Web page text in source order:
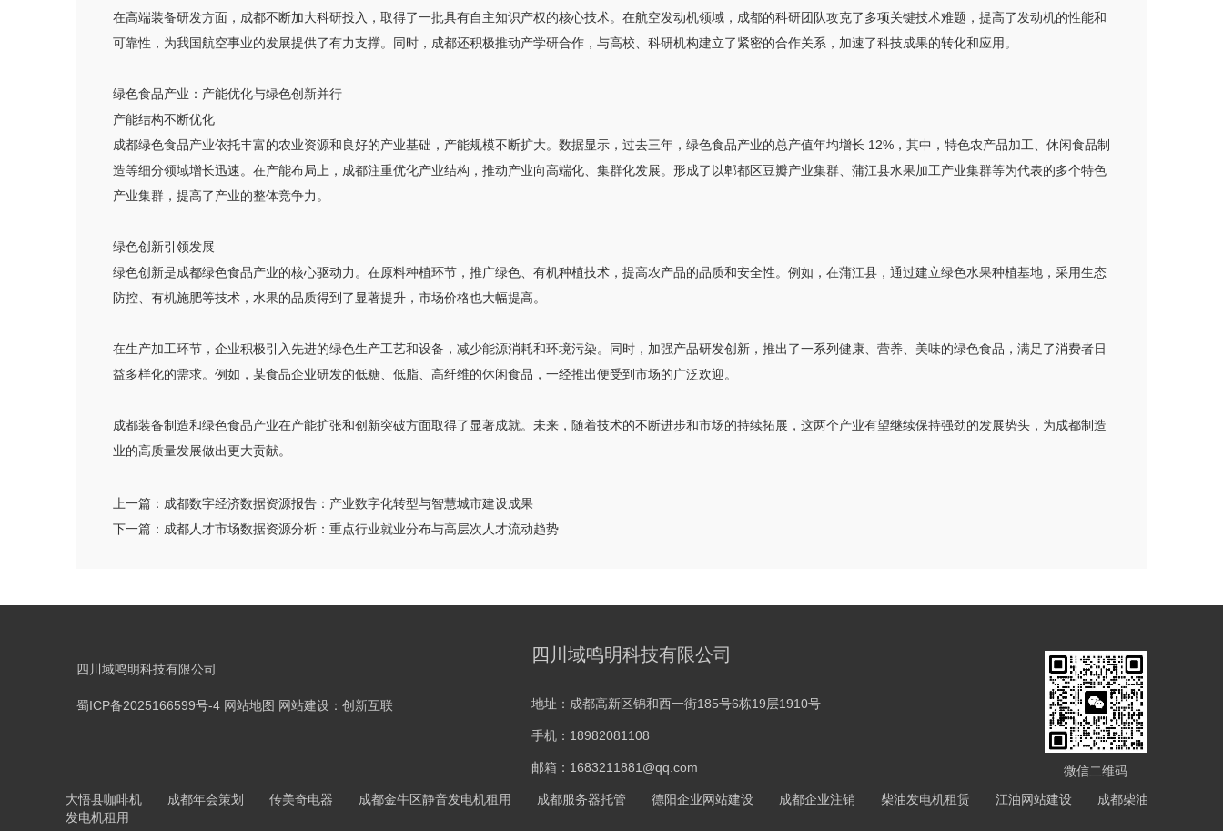
在高端装备研发方面，成都不断加大科研投入，取得了一批具有自主知识产权的核心技术。在航空发动机领域，成都的科研团队攻克了多项关键技术难题，提高了发动机的性能和
可靠性，为我国航空事业的发展提供了有力支撑。同时，成都还积极推动产学研合作，与高校、科研机构建立了紧密的合作关系，加速了科技成果的转化和应用。
绿色食品产业：产能优化与绿色创新并行
产能结构不断优化
成都绿色食品产业依托丰富的农业资源和良好的产业基础，产能规模不断扩大。数据显示，过去三年，绿色食品产业的总产值年均增长 12%，其中，特色农产品加工、休闲食品制
造等细分领域增长迅速。在产能布局上，成都注重优化产业结构，推动产业向高端化、集群化发展。形成了以郫都区豆瓣产业集群、蒲江县水果加工产业集群等为代表的多个特色
产业集群，提高了产业的整体竞争力。
绿色创新引领发展
绿色创新是成都绿色食品产业的核心驱动力。在原料种植环节，推广绿色、有机种植技术，提高农产品的品质和安全性。例如，在蒲江县，通过建立绿色水果种植基地，采用生态
防控、有机施肥等技术，水果的品质得到了显著提升，市场价格也大幅提高。
在生产加工环节，企业积极引入先进的绿色生产工艺和设备，减少能源消耗和环境污染。同时，加强产品研发创新，推出了一系列健康、营养、美味的绿色食品，满足了消费者日
益多样化的需求。例如，某食品企业研发的低糖、低脂、高纤维的休闲食品，一经推出便受到市场的广泛欢迎。
成都装备制造和绿色食品产业在产能扩张和创新突破方面取得了显著成就。未来，随着技术的不断进步和市场的持续拓展，这两个产业有望继续保持强劲的发展势头，为成都制造
业的高质量发展做出更大贡献。
上一篇： 成都数字经济数据资源报告：产业数字化转型与智慧城市建设成果
下一篇： 成都人才市场数据资源分析：重点行业就业分布与高层次人才流动趋势
四川域鸣明科技有限公司
蜀ICP备2025166599号-4 网站地图 网站建设：创新互联
四川域鸣明科技有限公司
地址：成都高新区锦和西一街185号6栋19层1910号
手机：18982081108
邮箱：1683211881@qq.com
微信二维码
大悟县咖啡机
成都年会策划 传美奇电器 成都金牛区静音发电机租用 成都服务器托管 德阳企业网站建设 成都企业注销 柴油发电机租赁 江油网站建设
成都柴油
发电机租用